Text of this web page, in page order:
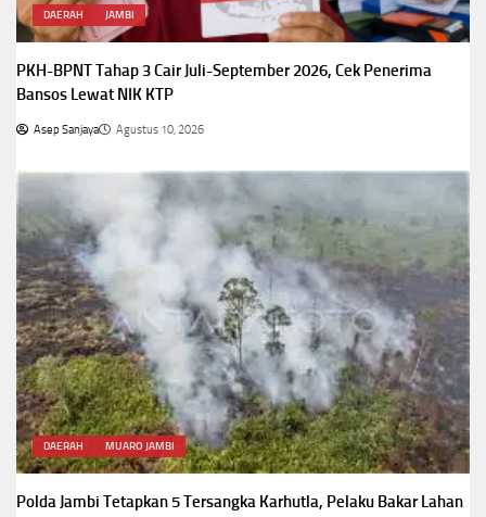
DAERAH JAMBI
PKH-BPNT Tahap 3 Cair Juli-September 2026, Cek Penerima
Bansos Lewat NIK KTP
Asep Sanjaya Agustus 10, 2026
DAERAH MUARO JAMBI
Polda Jambi Tetapkan 5 Tersangka Karhutla, Pelaku Bakar Lahan